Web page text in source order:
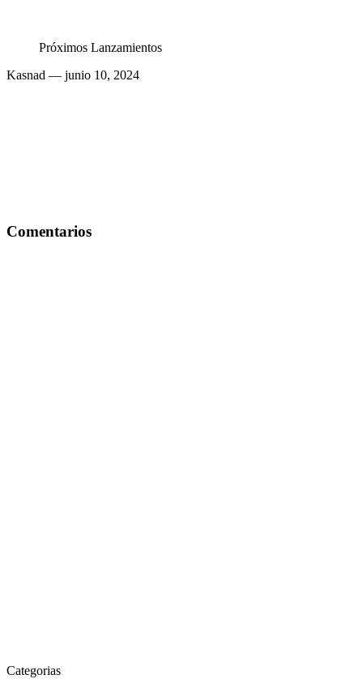
Próximos Lanzamientos
Kasnad — junio 10, 2024
Comentarios
Categorias